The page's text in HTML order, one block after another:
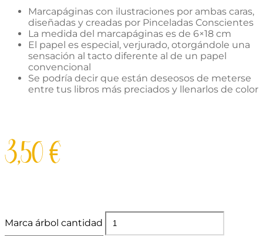
Marcapáginas con ilustraciones por ambas caras,
diseñadas y creadas por Pinceladas Conscientes
La medida del marcapáginas es de 6×18 cm
El papel es especial, verjurado, otorgándole una
sensación al tacto diferente al de un papel
convencional
Se podría decir que están deseosos de meterse
entre tus libros más preciados y llenarlos de color
3,50€
Marca árbol cantidad